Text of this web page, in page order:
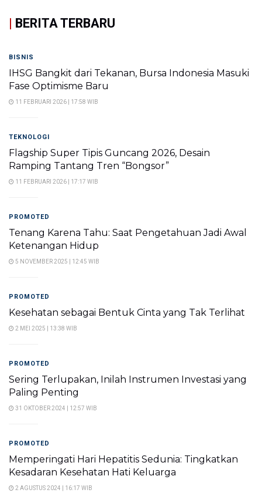
| BERITA TERBARU
BISNIS
IHSG Bangkit dari Tekanan, Bursa Indonesia Masuki
Fase Optimisme Baru
11 FEBRUARI 2026 | 17:58 WIB
TEKNOLOGI
Flagship Super Tipis Guncang 2026, Desain
Ramping Tantang Tren “Bongsor”
11 FEBRUARI 2026 | 17:17 WIB
PROMOTED
Tenang Karena Tahu: Saat Pengetahuan Jadi Awal
Ketenangan Hidup
5 NOVEMBER 2025 | 12:45 WIB
PROMOTED
Kesehatan sebagai Bentuk Cinta yang Tak Terlihat
2 MEI 2025 | 13:38 WIB
PROMOTED
Sering Terlupakan, Inilah Instrumen Investasi yang
Paling Penting
31 OKTOBER 2024 | 12:57 WIB
PROMOTED
Memperingati Hari Hepatitis Sedunia: Tingkatkan
Kesadaran Kesehatan Hati Keluarga
2 AGUSTUS 2024 | 16:17 WIB